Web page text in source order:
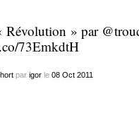
Révolution » par
73EmkdtH
par igorle 08 Oct 2011